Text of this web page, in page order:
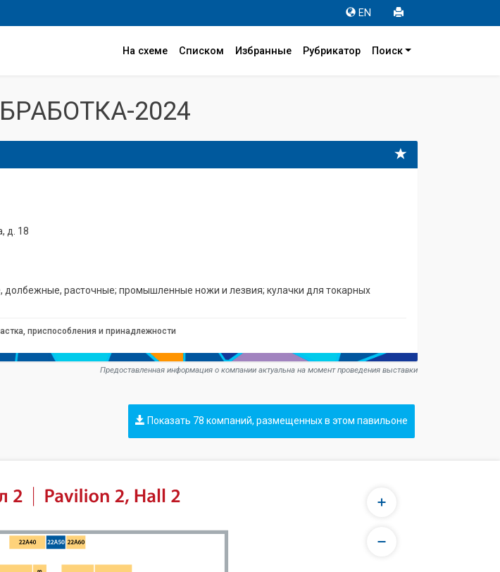
EN
На схеме Списком Избранные Рубрикатор Поиск
2024
д. 18
расточные; промышленные ножи и лезвия; кулачки для токарных
приспособления и принадлежности
Предоставленная информация о компании актуальна на момент проведения выставки
Показать 78 компаний, размещенных в этом павильоне